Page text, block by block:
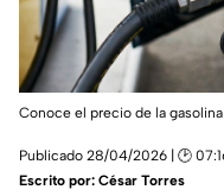
Conoce el precio de la
Publicado 28/04/2026 | 🕑
Escrito por: César Torres